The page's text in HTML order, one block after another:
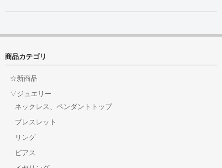
商品カテゴリ
☆新商品
▽ジュエリー
ネックレス、ペンダントトップ
ブレスレット
リング
ピアス